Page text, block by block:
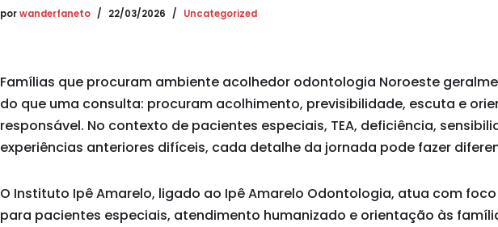
porwanderfaneto 22/03/2026 Uncategorized
Famílias que procuram ambiente acolhedor odontologia Noroeste
do que uma consulta: procuram acolhimento, previsibilidade, escuta e
responsável. No contexto de pacientes especiais, TEA, deficiência,
experiências anteriores difíceis, cada detalhe da jornada pode fazer
O Instituto Ipê Amarelo, ligado ao Ipê Amarelo Odontologia, atua com
para pacientes especiais, atendimento humanizado e orientação às